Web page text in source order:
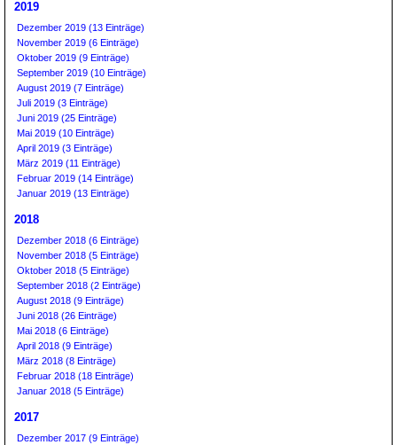
2019
Dezember 2019 (13 Einträge)
November 2019 (6 Einträge)
Oktober 2019 (9 Einträge)
September 2019 (10 Einträge)
August 2019 (7 Einträge)
Juli 2019 (3 Einträge)
Juni 2019 (25 Einträge)
Mai 2019 (10 Einträge)
April 2019 (3 Einträge)
März 2019 (11 Einträge)
Februar 2019 (14 Einträge)
Januar 2019 (13 Einträge)
2018
Dezember 2018 (6 Einträge)
November 2018 (5 Einträge)
Oktober 2018 (5 Einträge)
September 2018 (2 Einträge)
August 2018 (9 Einträge)
Juni 2018 (26 Einträge)
Mai 2018 (6 Einträge)
April 2018 (9 Einträge)
März 2018 (8 Einträge)
Februar 2018 (18 Einträge)
Januar 2018 (5 Einträge)
2017
Dezember 2017 (9 Einträge)